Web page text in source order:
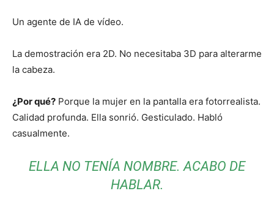
Un agente de IA de vídeo.
La demostración era 2D. No necesitaba 3D para alterarme
la cabeza.
¿Por qué? Porque la mujer en la pantalla era fotorrealista.
Calidad profunda. Ella sonrió. Gesticulado. Habló
casualmente.
ELLA NO TENÍA NOMBRE. ACABO DE
HABLAR.